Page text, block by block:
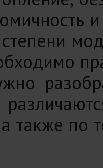
также по